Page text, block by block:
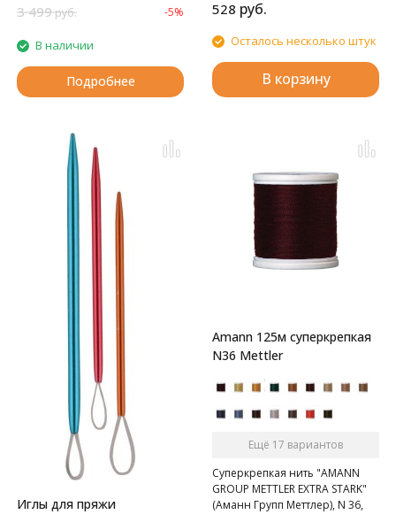
3 499руб. -5%
В наличии
Подробнее
528 руб.
Осталось несколько штук
В корзину
Иглы для пряжи
Amann 125м суперкрепкая
N36 Mettler
Ещё 17 вариантов
Суперкрепкая нить "AMANN
GROUP METTLER EXTRA STARK"
(Аманн Групп Меттлер), N 36,